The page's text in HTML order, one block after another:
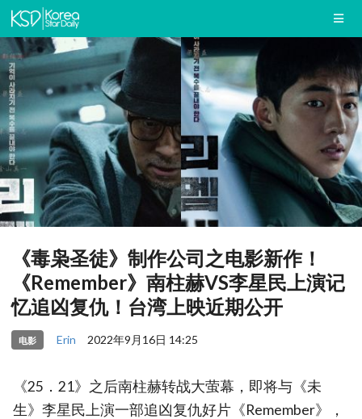
《毒枭圣徒》制作公司之电影新作！
《Remember》南柱赫VS李星民上演记
忆追凶复仇！台湾上映近期公开
电影 Erin 2022年9月16日 14:25
《25．21》之后南柱赫转战大萤幕，即将与《未
生》李星民上演一部追凶复仇好片《Remember》，